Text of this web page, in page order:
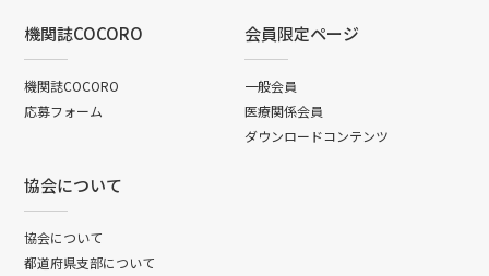
機関誌COCORO
機関誌COCORO
応募フォーム
会員限定ページ
一般会員
医療関係会員
ダウンロードコンテンツ
協会について
協会について
都道府県支部について